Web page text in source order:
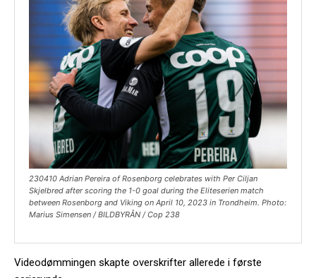
230410 Adrian Pereira of Rosenborg celebrates with Per Ciljan
Skjelbred after scoring the 1-0 goal during the Eliteserien match
between Rosenborg and Viking on April 10, 2023 in Trondheim. Photo:
Marius Simensen / BILDBYRÅN / Cop 238
Videodømmingen skapte overskrifter allerede i første